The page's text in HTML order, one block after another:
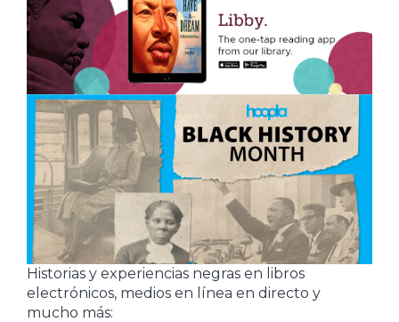
Historias y experiencias negras en libros
electrónicos, medios en línea en directo y
mucho más: